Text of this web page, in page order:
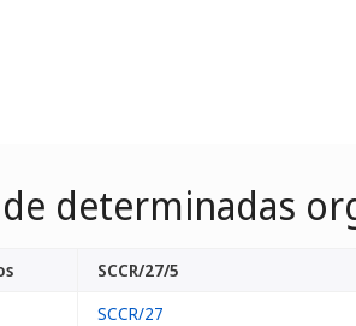
determinadas
SCCR/27/5
SCCR/27